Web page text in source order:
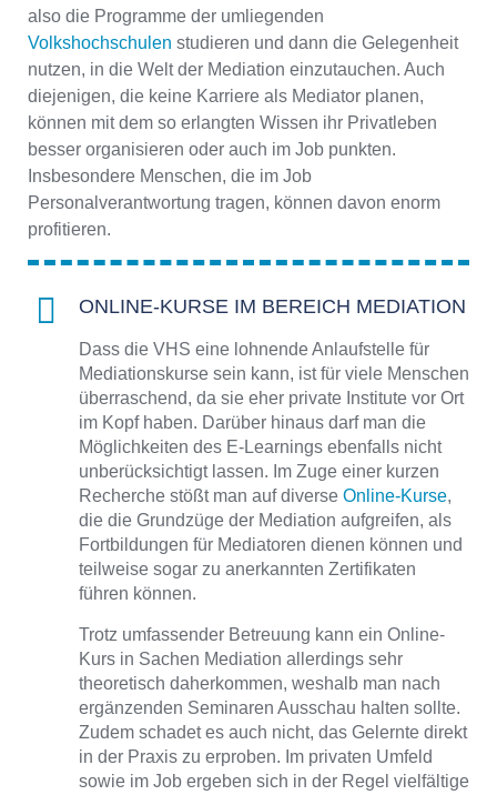
also die Programme der umliegenden
Volkshochschulen studieren und dann die Gelegenheit
nutzen, in die Welt der Mediation einzutauchen. Auch
diejenigen, die keine Karriere als Mediator planen,
können mit dem so erlangten Wissen ihr Privatleben
besser organisieren oder auch im Job punkten.
Insbesondere Menschen, die im Job
Personalverantwortung tragen, können davon enorm
profitieren.
ONLINE-KURSE IM BEREICH MEDIATION
Dass die VHS eine lohnende Anlaufstelle für
Mediationskurse sein kann, ist für viele Menschen
überraschend, da sie eher private Institute vor Ort
im Kopf haben. Darüber hinaus darf man die
Möglichkeiten des E-Learnings ebenfalls nicht
unberücksichtigt lassen. Im Zuge einer kurzen
Recherche stößt man auf diverse Online-Kurse,
die die Grundzüge der Mediation aufgreifen, als
Fortbildungen für Mediatoren dienen können und
teilweise sogar zu anerkannten Zertifikaten
führen können.
Trotz umfassender Betreuung kann ein Online-
Kurs in Sachen Mediation allerdings sehr
theoretisch daherkommen, weshalb man nach
ergänzenden Seminaren Ausschau halten sollte.
Zudem schadet es auch nicht, das Gelernte direkt
in der Praxis zu erproben. Im privaten Umfeld
sowie im Job ergeben sich in der Regel vielfältige